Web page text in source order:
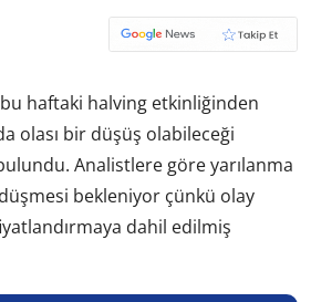
haftaki halving etkinliğinden
olası bir düşüş olabileceği
Analistlere göre yarılanma
bekleniyor çünkü olay
dahil edilmiş